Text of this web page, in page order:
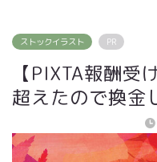
ストックイラスト PR
【PIXTA報酬
超えたので換金